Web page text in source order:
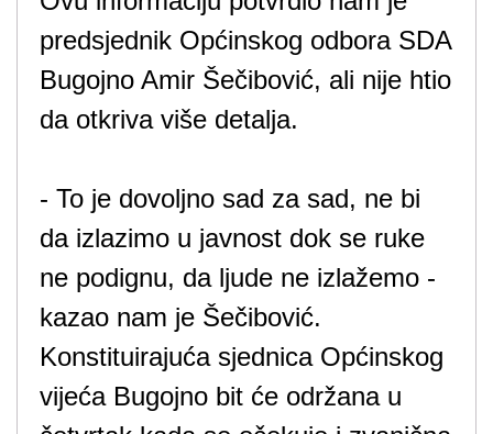
predsjednik Općinskog odbora SDA
Bugojno Amir Šečibović, ali nije htio
da otkriva više detalja.
- To je dovoljno sad za sad, ne bi
da izlazimo u javnost dok se ruke
ne podignu, da ljude ne izlažemo -
kazao nam je Šečibović.
Konstituirajuća sjednica Općinskog
vijeća Bugojno bit će održana u